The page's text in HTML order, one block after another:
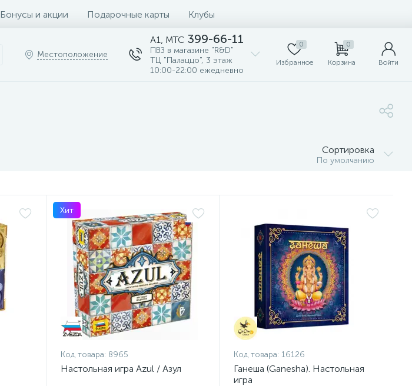
Бонусы и акции Подарочные карты Клубы
Местоположение
A1, MTC 399-66-11
ПВЗ в магазине "R&D"
ТЦ "Палаццо", 3 этаж
10:00-22:00 ежедневно
0
Избранное
0
Корзина Войти
Сортировка
По умолчанию
Хит
Код товара: 8965
Настольная игра Azul / Азул
Код товара: 16126
Ганеша (Ganesha). Настольная
игра